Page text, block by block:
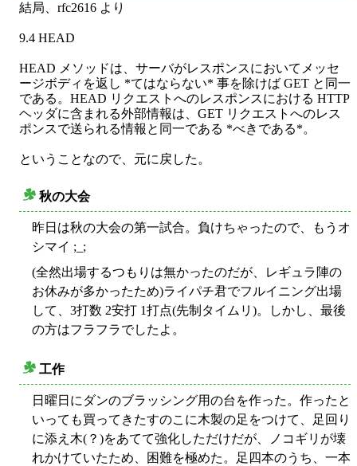
結局、rfc2616 より
9.4 HEAD
HEAD メソッドは、サーバがレスポンスにおいてメッセ
ージボディを返し *てはならない* 事を除けば GET と同一
である。HEAD リクエストへのレスポンスにおける HTTP
ヘッダに含まれる外部情報は、GET リクエストへのレス
ポンスで送られる情報と同一である *べきである*。
ということなので、元に戻した。
秋の大会
昨日は秋の大会の第一試合。負けちゃったので、もうオ
シマイ ;_;
(全然出場するつもりは無かったのだが、レギュラ陣の
お休みが多かったため)ライパチ君でフルイニング出場
して、3打数 2安打 1打点(先制タイムリ)。しかし、最後
の方はフラフラでしたよ。
工作
日曜日にダンのブラッシング用の台を作った。作ったと
いっても買ってきたすのこに木製の足をつけて、足回り
に添え木(？)をあてて強化しただけだが、ノコギリが壊
れかけていたため、困難を極めた。足四本のうち、一本